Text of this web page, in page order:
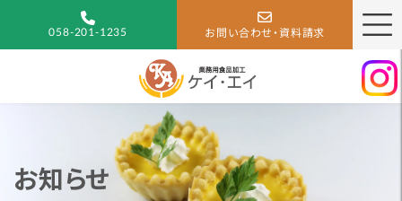
テ
ゲ
058-201-1235 お問い合わせ・資料請求
お知らせ